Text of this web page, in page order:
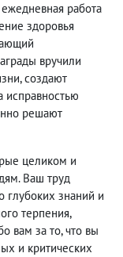
работа
здоровья
вручили
создают
исправностью
решают
целиком и
Ваш труд
глубоких знаний и
терпения,
вам за то, что вы
и критических